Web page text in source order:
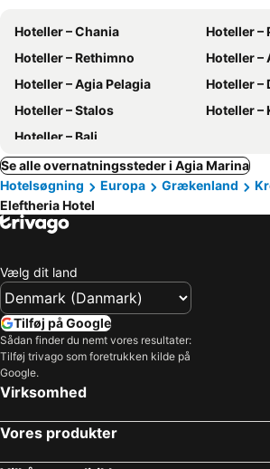
Hoteller – Chania
Hoteller –
Hoteller – Rethimno
Hoteller –
Hoteller – Agia Pelagia
Hoteller –
Hoteller – Stalos
Hoteller –
Hoteller – Bali
Se alle overnatningssteder i Agia Marina
Hotelsøgning
Europa Grækenland
Eleftheria Hotel
Vælg dit land
Tilføj på Google
Sådan finder du nemt vores resultater:
Tilføj trivago som foretrukken kilde på
Google.
Virksomhed
Vores produkter